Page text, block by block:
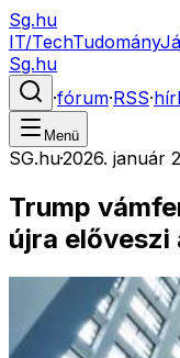
Sg.hu
IT/TechTudomány
Sg.hu
·fórum·RSS·
Menü
SG.hu·2026. január
Trump
újra előveszi